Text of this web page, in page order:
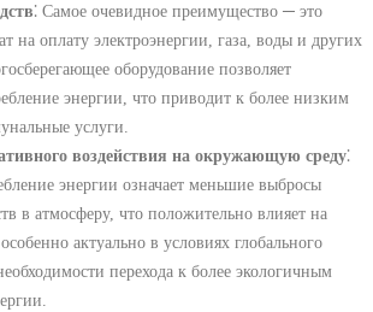
⁚ Самое очевидное преимущество ─ это
на оплату электроэнергии, газа, воды и других
оборудование позволяет
энергии, что приводит к более низким
услуги.
воздействия на окружающую среду⁚
энергии означает меньшие выбросы
в атмосферу, что положительно влияет на
актуально в условиях глобального
перехода к более экологичным